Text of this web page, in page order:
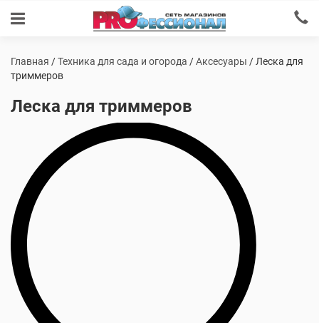
Главная /Техника для сада и огорода /Аксесуары / Леска для
триммеров
Леска для триммеров